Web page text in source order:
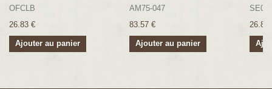
OFCLB
26.83 €
Ajouter au panier
AM75-047
83.57 €
Ajouter au panier
SE08
26.83